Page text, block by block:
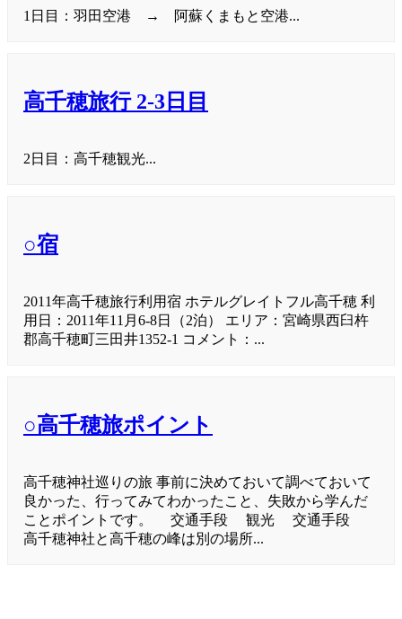
1日目：羽田空港 → 阿蘇くまもと空港...
高千穂旅行 2-3日目
2日目：高千穂観光...
○宿
2011年高千穂旅行利用宿 ホテルグレイトフル高千穂 利
用日：2011年11月6-8日（2泊） エリア：宮崎県西臼杵
郡高千穂町三田井1352-1 コメント：...
○高千穂旅ポイント
高千穂神社巡りの旅 事前に決めておいて調べておいて
良かった、行ってみてわかったこと、失敗から学んだ
ことポイントです。 交通手段 観光 交通手段
高千穂神社と高千穂の峰は別の場所...